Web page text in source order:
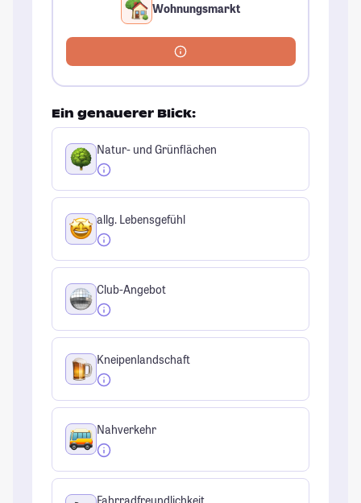
Wohnungsmarkt
Ein genauerer Blick:
Natur- und Grünflächen
allg. Lebensgefühl
Club-Angebot
Kneipenlandschaft
Nahverkehr
Fahrradfreundlichkeit